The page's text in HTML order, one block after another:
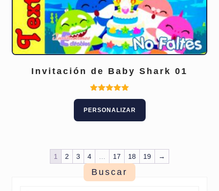
Invitación de Baby Shark 01
Valorado
5.00
de 5
PERSONALIZAR
1 2 3 4 17 18 19 →
Buscar